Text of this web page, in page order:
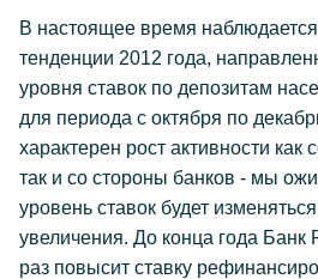
В настоящее время
тенденции 2012 года,
уровня ставок по депозитам
для периода с октября по
характерен рост активности как
так и со стороны банков - мы
уровень ставок будет
увеличения. До конца года Банк
раз повысит ставку